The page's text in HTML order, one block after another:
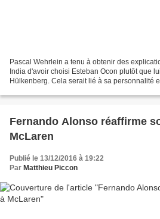
Pascal Wehrlein a tenu à obtenir des
India d'avoir choisi Esteban Ocon plutôt que
Hülkenberg. Cela serait lié à sa personnalité
Fernando Alonso réaffirme
McLaren
Publié le 13/12/2016 à 19:22
Par Matthieu Piccon